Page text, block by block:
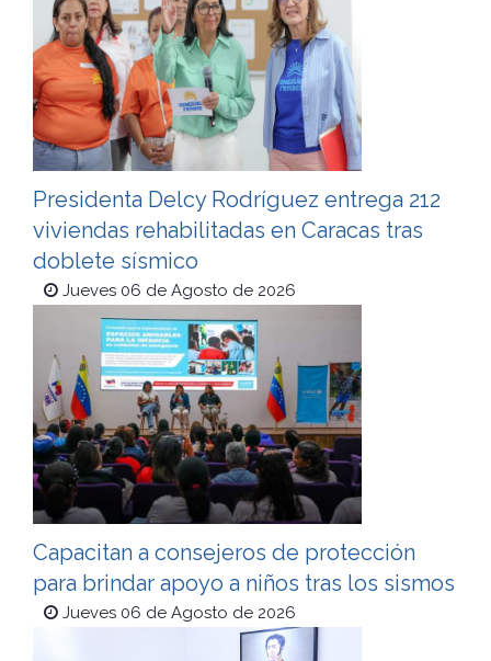
Presidenta Delcy Rodríguez entrega 212
viviendas rehabilitadas en Caracas tras
doblete sísmico
Jueves 06 de Agosto de 2026
Capacitan a consejeros de protección
para brindar apoyo a niños tras los sismos
Jueves 06 de Agosto de 2026